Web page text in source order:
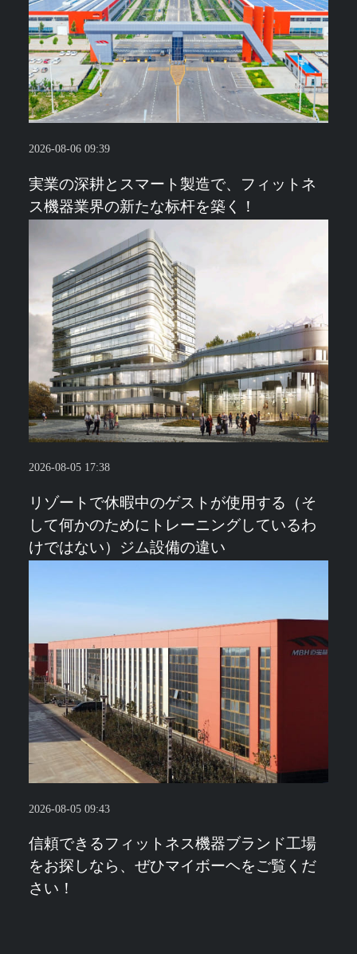
2026-08-06 09:39
実業の深耕とスマート製造で、フィットネ
ス機器業界の新たな标杆を築く！
2026-08-05 17:38
リゾートで休暇中のゲストが使用する（そ
して何かのためにトレーニングしているわ
けではない）ジム設備の違い
2026-08-05 09:43
信頼できるフィットネス機器ブランド工場
をお探しなら、ぜひマイボーヘをご覧くだ
さい！